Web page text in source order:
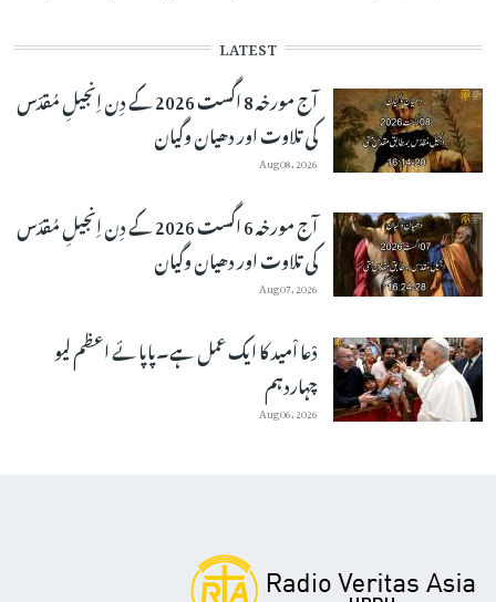
LATEST
آج مورخہ 8 اگست 2026 کے دِن اِنجیلِ مُقدّس
کی تلاوت اور دھیان وگیان
Aug 08, 2026
آج مورخہ 6 اگست 2026 کے دِن اِنجیلِ مُقدّس
کی تلاوت اور دھیان وگیان
Aug 07, 2026
دْعا اْمید کا ایک عمل ہے۔پاپائے اعظم لیو
چہاردہم
Aug 06, 2026